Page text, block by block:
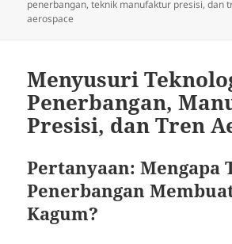
on
penerbangan, teknik manufaktur presisi, dan
aerospace
Menyusuri
Penerbangan,
Presisi, dan Tren
Pertanyaan: Mengapa
Penerbangan
Kagum?